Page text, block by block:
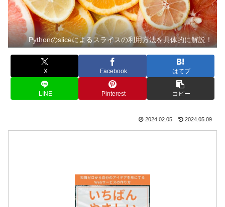
Pythonのsliceによるスライスの利用方法を具体的に解説！
X Facebook はてブ
LINE Pinterest コピー
2024.02.05 2024.05.09